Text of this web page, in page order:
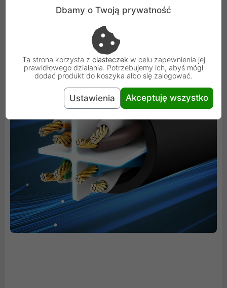
zakresie 250 MHz. Takie kable są idealne do
Dbamy o Twoją prywatność
Ta strona korzysta z ciasteczek w celu zapewnienia jej
prawidłowego działania. Potrzebujemy ich, abyś mógł
dodać produkt do koszyka albo się zalogować.
Ustawienia Akceptuję wszystko